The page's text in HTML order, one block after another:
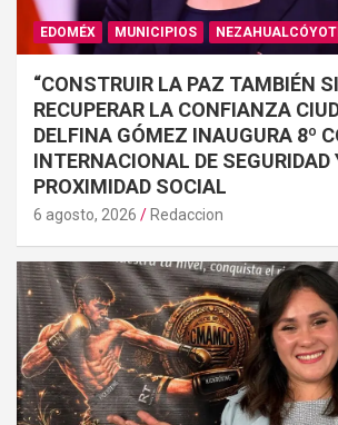
EDOMÉX MUNICIPIOS
“CONSTRUIR LA PAZ TAMBIÉN
RECUPERAR LA CONFIANZA
DELFINA GÓMEZ INAUGURA 8º
INTERNACIONAL DE SEGURIDAD
PROXIMIDAD SOCIAL
6 agosto, 2026 Redaccion